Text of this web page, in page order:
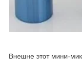
Внешне этот мини-